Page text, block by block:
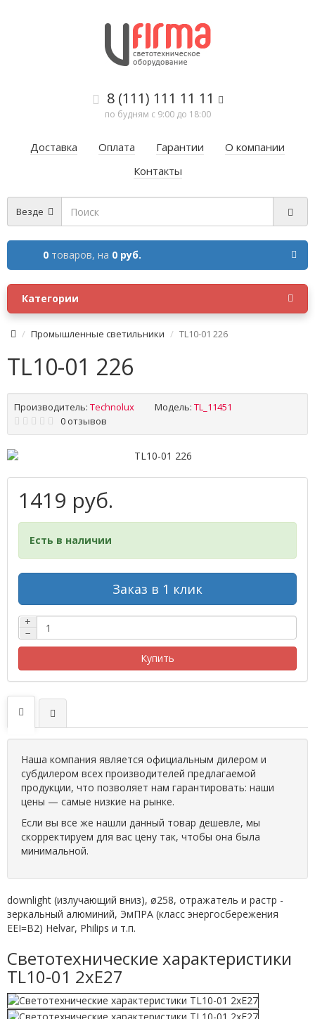
8 (111) 111 11 11
по будням с 9:00 до 18:00
Доставка Оплата Гарантии
О компании
Контакты
Везде
0 товаров, на 0 руб.
Категории
Промышленные светильники TL10-01 226
TL10-01 226
Производитель: Technolux Модель: TL_11451
0 отзывов
1419 руб.
Есть в наличии
Заказ в 1 клик
+
−
Купить
Наша компания является официальным дилером и
субдилером всех производителей предлагаемой
продукции, что позволяет нам гарантировать: наши
цены — самые низкие на рынке.
Если вы все же нашли данный товар дешевле, мы
скорректируем для вас цену так, чтобы она была
минимальной.
downlight (излучающий вниз), ø258, отражатель и растр -
зеркальный алюминий, ЭмПРА (класс энергосбережения
EEI=B2) Helvar, Philips и т.п.
Светотехнические характеристики
TL10-01 2xE27